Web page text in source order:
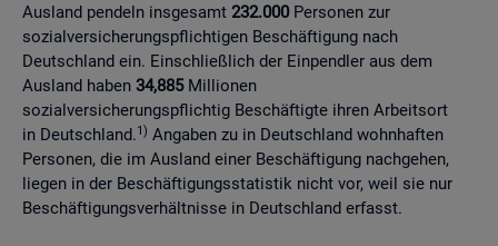
Ausland pendeln insgesamt 232.000Personen zur
sozialversicherungspflichtigen Beschäftigung nach
Deutschland ein. Einschließlich der Einpendler aus dem
Ausland haben 34,885Millionen
sozialversicherungspflichtig Beschäftigte ihren Arbeitsort
in Deutschland.1) Angaben zu in Deutschland wohnhaften
Personen, die im Ausland einer Beschäftigung nachgehen,
liegen in der Beschäftigungsstatistik nicht vor, weil sie nur
Beschäftigungsverhältnisse in Deutschland erfasst.